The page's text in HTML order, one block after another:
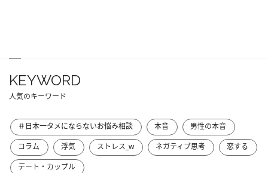
KEYWORD
人気のキーワード
＃日本一タメにならないお悩み相談 本音
男性の本音
コラム
浮気 ストレス_w ネガティブ思考
恋する
デート・カップル